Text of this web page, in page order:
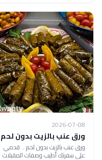
2026-07-08
ورق عنب بالزيت بدون لحم
ورق عنب بالزيت بدون لحم .. قدمي
على سفرتك أطيب وصفات المقبلات